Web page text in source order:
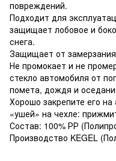
повреждений.
Подходит для
защищает лобовое и
снега.
Защищает от
Не промокает и не
стекло автомобиля от
помета, дождя и
Хорошо закрепите его
«ушей» на чехле:
Состав: 100% РР
Производство KEGEL